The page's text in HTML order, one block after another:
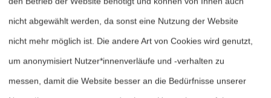
vorangetriebenals politische und
unternehmerische Entscheidungen […].
Doch diese beschleunigte Digitalisierung
ergibtauch Risiken fu¨r IT-Sicherheit,
Datenschutz, Usability und Barrierefreiheit,
nicht abgewählt werden, da sonst eine Nutzung der Website
nicht mehr möglich ist. Die andere Art von Cookies wird genutzt,
um anonymisiert Nutzer*innenverläufe und -verhalten zu
messen, damit die Website besser an die Bedürfnisse unserer